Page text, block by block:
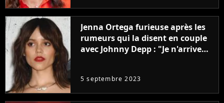
Jenna Ortega furieuse après les
rumeurs qui la disent en couple
avec Johnny Depp : "Je n'arrive
5 septembre 2023